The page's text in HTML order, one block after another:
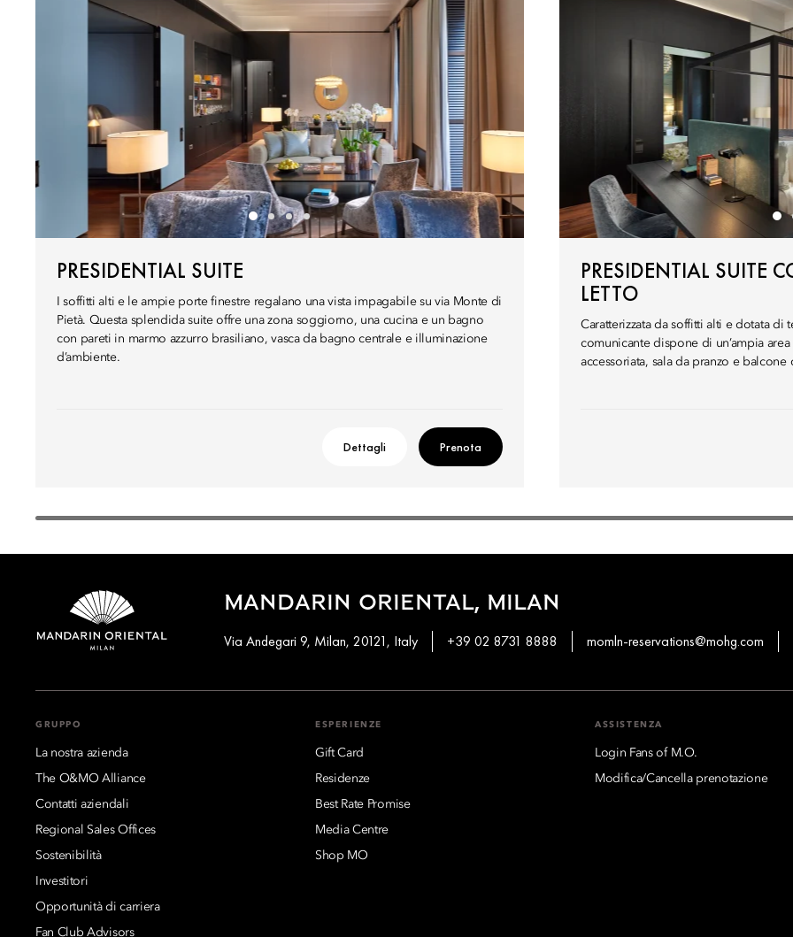
PRESIDENTIAL SUITE
I soffitti alti e le ampie porte finestre regalano una vista impagabile su via Monte di
Pietà. Questa splendida suite offre una zona soggiorno, una cucina e un bagno
con pareti in marmo azzurro brasiliano, vasca da bagno centrale e illuminazione
d’ambiente.
Dettagli Prenota
PRESIDENTIAL SUITE
LETTO
Caratterizzata da soffitti alti e dotata di
comunicante dispone di un’ampia
accessoriata, sala da pranzo e
MANDARIN ORIENTAL, MILAN
Via Andegari 9, Milan, 20121, Italy +39 02 8731 8888 momln-reservations@mohg.com
GRUPPO
La nostra azienda
The O&MO Alliance
Contatti aziendali
Regional Sales Offices
Sostenibilità
Investitori
Opportunità di carriera
Fan Club Advisors
ESPERIENZE
Gift Card
Residenze
Best Rate Promise
Media Centre
Shop MO
ASSISTENZA
Login Fans of M.O.
Modifica/Cancella prenotazione